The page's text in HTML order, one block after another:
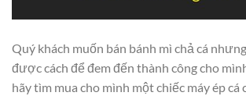
Quý khách muốn bán bánh mì chả cá
được cách để đem đến thành công cho
hãy tìm mua cho mình một chiếc máy ép cá